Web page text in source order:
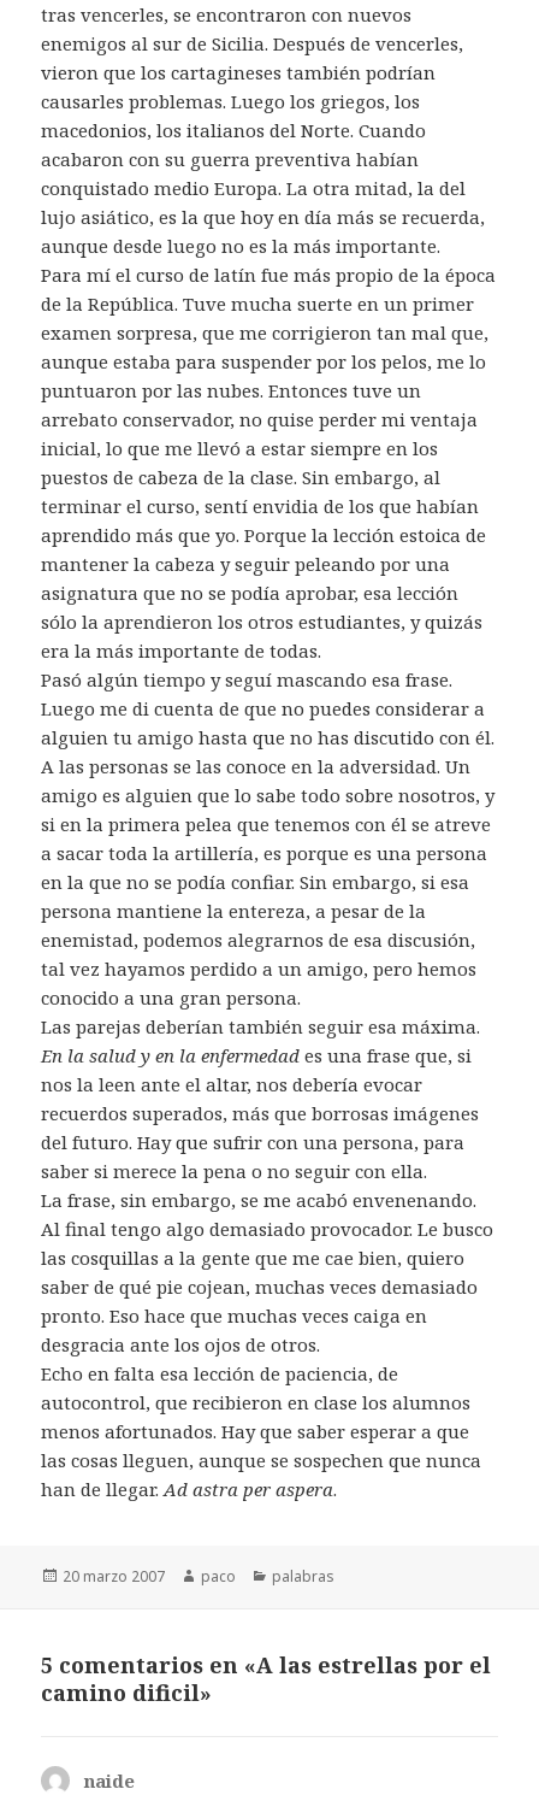
tras vencerles, se encontraron con nuevos
enemigos al sur de Sicilia. Después de vencerles,
vieron que los cartagineses también podrían
causarles problemas. Luego los griegos, los
macedonios, los italianos del Norte. Cuando
acabaron con su guerra preventiva habían
conquistado medio Europa. La otra mitad, la del
lujo asiático, es la que hoy en día más se recuerda,
aunque desde luego no es la más importante.
Para mí el curso de latín fue más propio de la época
de la República. Tuve mucha suerte en un primer
examen sorpresa, que me corrigieron tan mal que,
aunque estaba para suspender por los pelos, me lo
puntuaron por las nubes. Entonces tuve un
arrebato conservador, no quise perder mi ventaja
inicial, lo que me llevó a estar siempre en los
puestos de cabeza de la clase. Sin embargo, al
terminar el curso, sentí envidia de los que habían
aprendido más que yo. Porque la lección estoica de
mantener la cabeza y seguir peleando por una
asignatura que no se podía aprobar, esa lección
sólo la aprendieron los otros estudiantes, y quizás
era la más importante de todas.
Pasó algún tiempo y seguí mascando esa frase.
Luego me di cuenta de que no puedes considerar a
alguien tu amigo hasta que no has discutido con él.
A las personas se las conoce en la adversidad. Un
amigo es alguien que lo sabe todo sobre nosotros, y
si en la primera pelea que tenemos con él se atreve
a sacar toda la artillería, es porque es una persona
en la que no se podía confiar. Sin embargo, si esa
persona mantiene la entereza, a pesar de la
enemistad, podemos alegrarnos de esa discusión,
tal vez hayamos perdido a un amigo, pero hemos
conocido a una gran persona.
Las parejas deberían también seguir esa máxima.
En la salud y en la enfermedad es una frase que, si
nos la leen ante el altar, nos debería evocar
recuerdos superados, más que borrosas imágenes
del futuro. Hay que sufrir con una persona, para
saber si merece la pena o no seguir con ella.
La frase, sin embargo, se me acabó envenenando.
Al final tengo algo demasiado provocador. Le busco
las cosquillas a la gente que me cae bien, quiero
saber de qué pie cojean, muchas veces demasiado
pronto. Eso hace que muchas veces caiga en
desgracia ante los ojos de otros.
Echo en falta esa lección de paciencia, de
autocontrol, que recibieron en clase los alumnos
menos afortunados. Hay que saber esperar a que
las cosas lleguen, aunque se sospechen que nunca
han de llegar.Ad astra per aspera.
Publicado
20 marzo 2007 Autor
paco Categorías
palabras
5 comentarios en «A las estrellas por el
camino dificil»
naide